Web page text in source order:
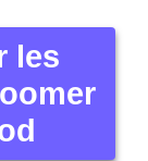
les